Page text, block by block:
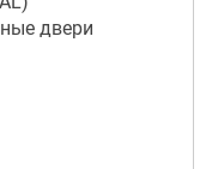
двери